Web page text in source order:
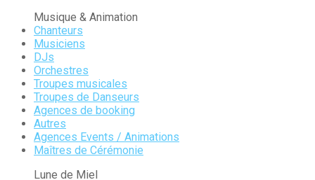
Musique & Animation
Chanteurs
Musiciens
DJs
Orchestres
Troupes musicales
Troupes de Danseurs
Agences de booking
Autres
Agences Events / Animations
Maîtres de Cérémonie
Lune de Miel